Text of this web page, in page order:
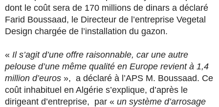
dont le coût sera de 170 millions de dinars a déclaré
Farid Boussaad, le Directeur de l’entreprise Vegetal
Design chargée de l’installation du gazon.
« Il s’agit d’une offre raisonnable, car une autre
pelouse d’une même qualité en Europe revient à 1,4
million d’euros », a déclaré à l’APS M. Boussaad. Ce
coût inhabituel en Algérie s’explique, d’après le
dirigeant d’entreprise, par « un système d’arrosage